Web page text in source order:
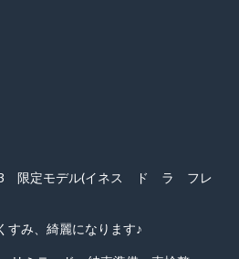
限定モデル(イネス ド ラ フレ
すみ、綺麗になります♪